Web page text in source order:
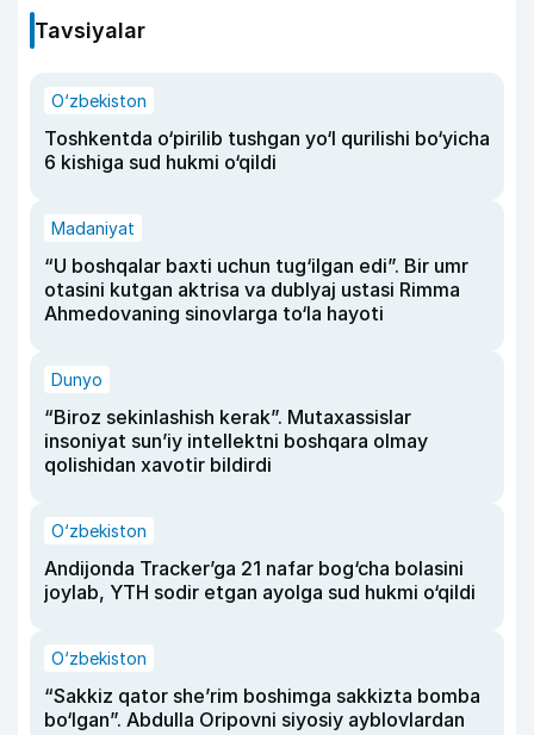
Tavsiyalar
O‘zbekiston
Toshkentda o‘pirilib tushgan yo‘l qurilishi bo‘yicha
6 kishiga sud hukmi o‘qildi
Madaniyat
“U boshqalar baxti uchun tug‘ilgan edi”. Bir umr
otasini kutgan aktrisa va dublyaj ustasi Rimma
Ahmedovaning sinovlarga to‘la hayoti
Dunyo
“Biroz sekinlashish kerak”. Mutaxassislar
insoniyat sun’iy intellektni boshqara olmay
qolishidan xavotir bildirdi
O‘zbekiston
Andijonda Tracker’ga 21 nafar bog‘cha bolasini
joylab, YTH sodir etgan ayolga sud hukmi o‘qildi
O‘zbekiston
“Sakkiz qator she’rim boshimga sakkizta bomba
bo‘lgan”. Abdulla Oripovni siyosiy ayblovlardan